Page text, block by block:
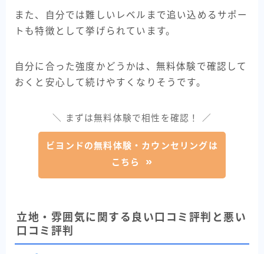
また、自分では難しいレベルまで追い込めるサポー
トも特徴として挙げられています。
自分に合った強度かどうかは、無料体験で確認して
おくと安心して続けやすくなりそうです。
＼ まずは無料体験で相性を確認！ ／
ビヨンドの無料体験・カウンセリングは
こちら
立地・雰囲気に関する良い口コミ評判と悪い
口コミ評判